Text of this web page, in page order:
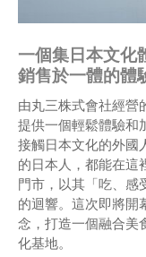
一個集日本文化
銷售於一體的體
由丸三株式會社經營
提供一個輕鬆體驗和
接觸日本文化的外國
的日本人，都能在這
門市，以其「吃、感
的迴響。這次即將開
念，打造一個融合美
化基地。